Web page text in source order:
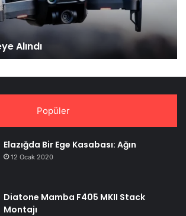
Alındı
Popüler
Elazığda Bir Ege Kasabası: Ağın
12 Ocak 2020
Diatone Mamba F405 MKII Stack
Montajı